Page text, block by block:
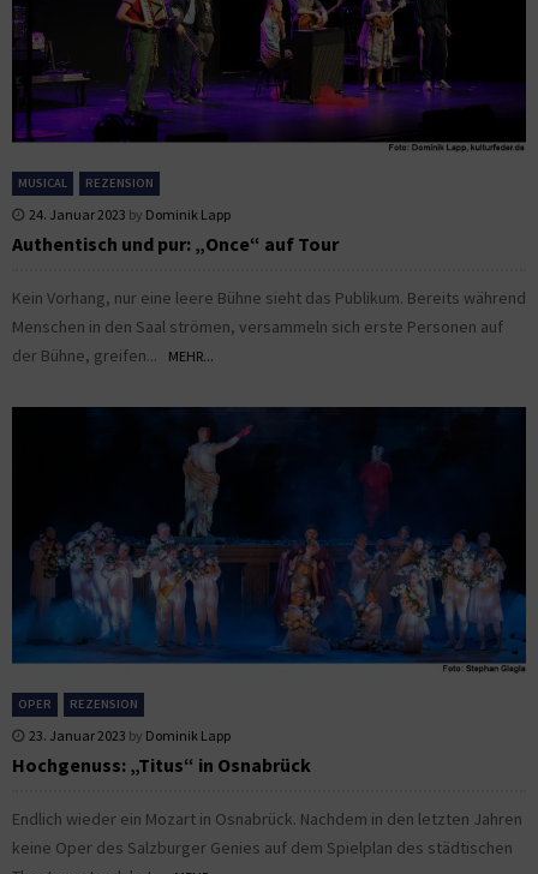
MUSICAL REZENSION
24. Januar 2023 by Dominik Lapp
Authentisch und pur: „Once“ auf Tour
Kein Vorhang, nur eine leere Bühne sieht das Publikum. Bereits während
Menschen in den Saal strömen, versammeln sich erste Personen auf
der Bühne, greifen...
MEHR...
OPER REZENSION
23. Januar 2023 by Dominik Lapp
Hochgenuss: „Titus“ in Osnabrück
Endlich wieder ein Mozart in Osnabrück. Nachdem in den letzten Jahren
keine Oper des Salzburger Genies auf dem Spielplan des städtischen